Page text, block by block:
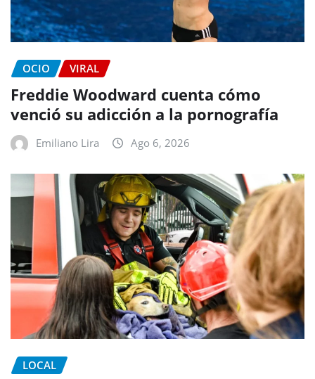
OCIO VIRAL
Freddie Woodward cuenta cómo
venció su adicción a la pornografía
Emiliano Lira Ago 6, 2026
LOCAL